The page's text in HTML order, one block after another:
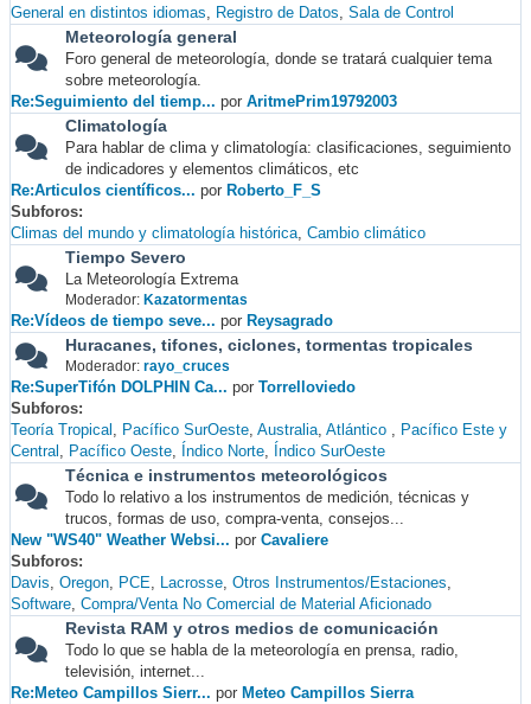
General en distintos idiomas
Registro de Datos Sala de Control
Meteorología general
Foro general de meteorología, donde se tratará cualquier tema
sobre meteorología.
Re:Seguimiento del tiemp... por AritmePrim19792003
Climatología
Para hablar de clima y climatología: clasificaciones, seguimiento
de indicadores y elementos climáticos, etc
Re:Articulos científicos... por Roberto_F_S
Subforos
Climas del mundo y climatología histórica Cambio climático
Tiempo Severo
La Meteorología Extrema
Moderador: Kazatormentas
Re:Vídeos de tiempo seve... por Reysagrado
Huracanes, tifones, ciclones, tormentas tropicales
Moderador: rayo_cruces
Re:SuperTifón DOLPHIN Ca... por Torrelloviedo
Subforos
Teoría Tropical
Pacífico SurOeste Australia Atlántico
Pacífico Este y
Central
Pacífico Oeste Índico Norte Índico SurOeste
Técnica e instrumentos meteorológicos
Todo lo relativo a los instrumentos de medición, técnicas y
trucos, formas de uso, compra-venta, consejos...
New "WS40" Weather Websi... por Cavaliere
Subforos
Davis Oregon PCE Lacrosse Otros Instrumentos/Estaciones
Software Compra/Venta No Comercial de Material Aficionado
Revista RAM y otros medios de comunicación
Todo lo que se habla de la meteorología en prensa, radio,
televisión, internet...
Re:Meteo Campillos Sierr... por Meteo Campillos Sierra